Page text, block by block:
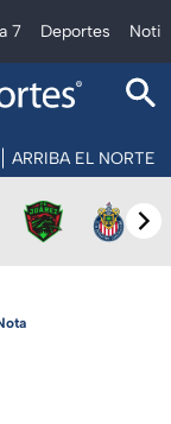
7 Deportes
ARRIBA EL NORTE